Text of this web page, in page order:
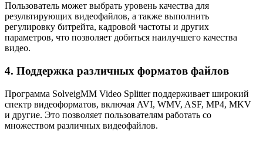
Пользователь может выбрать уровень качества для
результирующих видеофайлов, а также выполнить
регулировку битрейта, кадровой частоты и других
параметров, что позволяет добиться наилучшего качества
видео.
4. Поддержка различных форматов файлов
Программа SolveigMM Video Splitter поддерживает широкий
спектр видеоформатов, включая AVI, WMV, ASF, MP4, MKV
и другие. Это позволяет пользователям работать со
множеством различных видеофайлов.